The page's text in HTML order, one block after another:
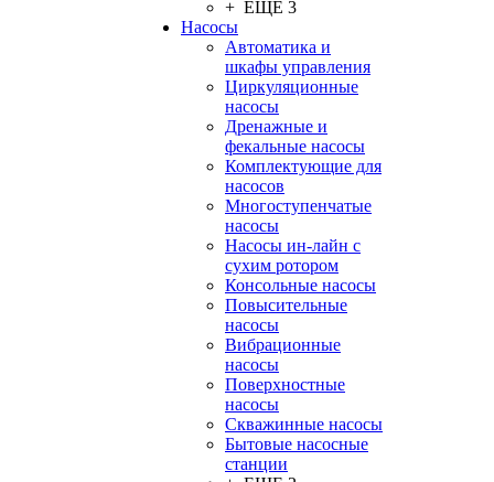
+ ЕЩЕ 3
Насосы
Автоматика и
шкафы управления
Циркуляционные
насосы
Дренажные и
фекальные насосы
Комплектующие для
насосов
Многоступенчатые
насосы
Насосы ин-лайн с
сухим ротором
Консольные насосы
Повысительные
насосы
Вибрационные
насосы
Поверхностные
насосы
Скважинные насосы
Бытовые насосные
станции